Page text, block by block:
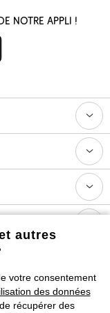
notre appli !
autres
votre consentement
des données
récupérer des